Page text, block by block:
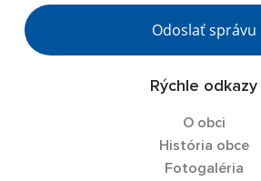
Odoslať správu
Rýchle odkazy
O obci
História obce
Fotogaléria